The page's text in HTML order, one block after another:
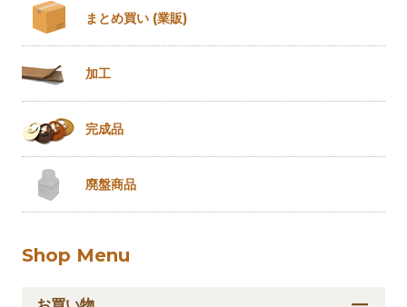
まとめ買い (業販)
加工
完成品
廃盤商品
Shop Menu